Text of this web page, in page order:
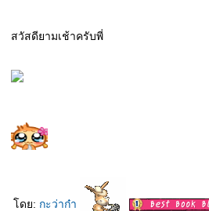
สวัสดียามเช้าครับพี่
ดย: กะว่าก๋า